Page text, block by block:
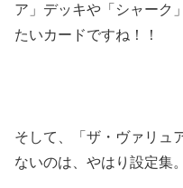
ア」デッキや「シャーク
たいカードですね！！
そして、「ザ・ヴァリュ
ないのは、やはり設定集。